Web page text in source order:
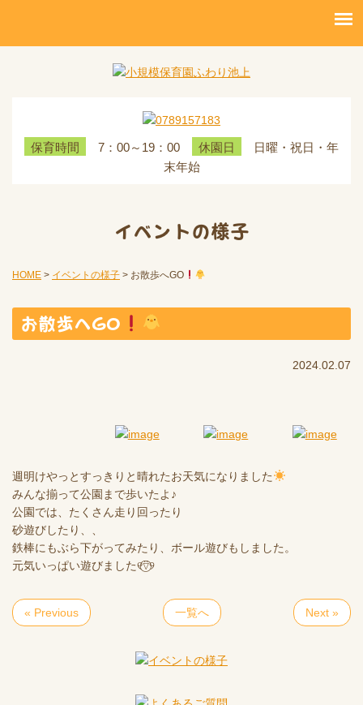
保育時間 7：00～19：00 休園日
日曜・祝日・年
末年始
イベントの様子
HOME > イベントの様子 > お散歩へGO
お散歩へGO
2024.02.07
週明けやっとすっきりと晴れたお天気になりました
みんな揃って公園まで歩いたよ♪
公園では、たくさん走り回ったり
砂遊びしたり、、
鉄棒にもぶら下がってみたり、ボール遊びもしました。
元気いっぱい遊びました୧⍢⃝୨
« Previous 一覧へ Next »